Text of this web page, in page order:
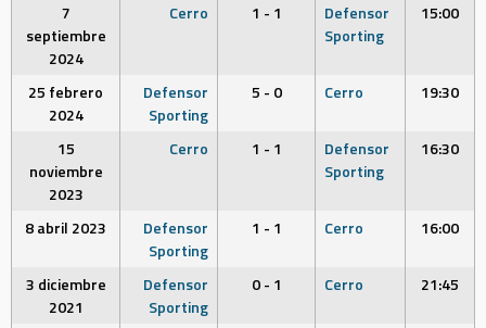
7
septiembre
2024
Cerro 1 - 1
Defensor
Sporting
15:00
25 febrero
2024
Defensor
Sporting
5 - 0 Cerro 19:30
15
noviembre
2023
Cerro 1 - 1
Defensor
Sporting
16:30
8 abril 2023
Defensor
Sporting
1 - 1 Cerro 16:00
3 diciembre
2021
Defensor
Sporting
0 - 1 Cerro 21:45